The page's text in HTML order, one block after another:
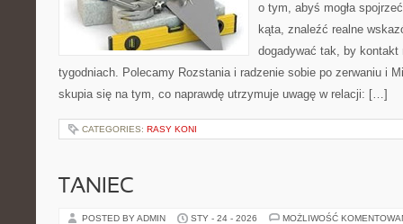
o tym, abyś mogła
kąta, znaleźć realne
dogadywać tak, by kontakt
tygodniach. Polecamy Rozstania i radzenie sobie po zerwaniu i
skupia się na tym, co naprawdę utrzymuje uwagę w relacji: […]
CATEGORIES: RASY KONI
TANIEC
POSTED BY ADMIN STY - 24 - 2026 MOŻLIWOŚĆ